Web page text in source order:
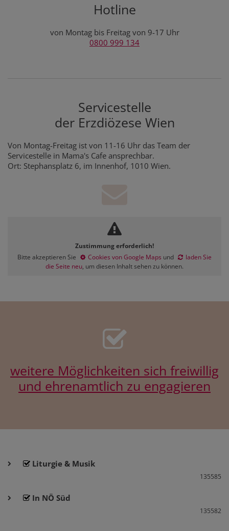
Hotline
von Montag bis Freitag von 9-17 Uhr
0800 999 134
Servicestelle
der Erzdiözese Wien
Von Montag-Freitag ist von 11-16 Uhr das Team der
Servicestelle in Mama's Cafe ansprechbar.
Ort: Stephansplatz 6, im Innenhof, 1010 Wien.
Zustimmung erforderlich!
Bitte akzeptieren Sie
Cookies von Google Maps und
laden Sie
die Seite neu, um diesen Inhalt sehen zu können.
weitere Möglichkeiten sich freiwillig
und ehrenamtlich zu engagieren
Liturgie & Musik
135585
In NÖ Süd
135582